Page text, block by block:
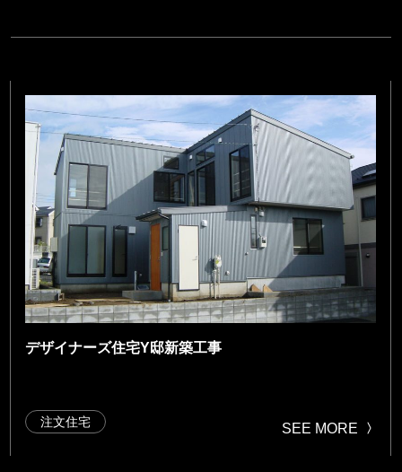
デザイナーズ住宅Y邸新築工事
注文住宅 SEE MORE